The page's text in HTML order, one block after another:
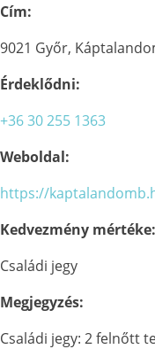
Cím:
9021 Győr,
Érdeklődni:
+36 30 255 1363
Weboldal:
https://
Kedvezmény mértéke:
Családi jegy
Megjegyzés:
Családi jegy: 2 felnőtt